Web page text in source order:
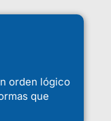
orden lógico
que